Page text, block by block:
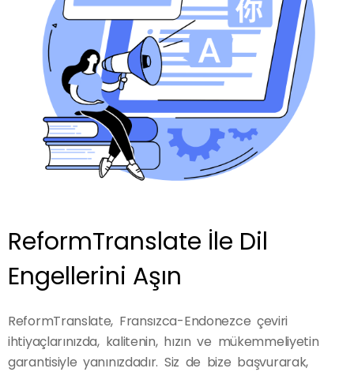
ReformTranslate İle Dil
Engellerini Aşın
ReformTranslate, Fransızca-Endonezce çeviri
ihtiyaçlarınızda, kalitenin, hızın ve mükemmeliyetin
garantisiyle yanınızdadır. Siz de bize başvurarak,